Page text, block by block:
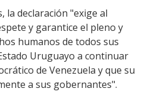
la declaración "exige al
y garantice el pleno y
humanos de todos sus
Uruguayo a continuar
de Venezuela y que su
a sus gobernantes".